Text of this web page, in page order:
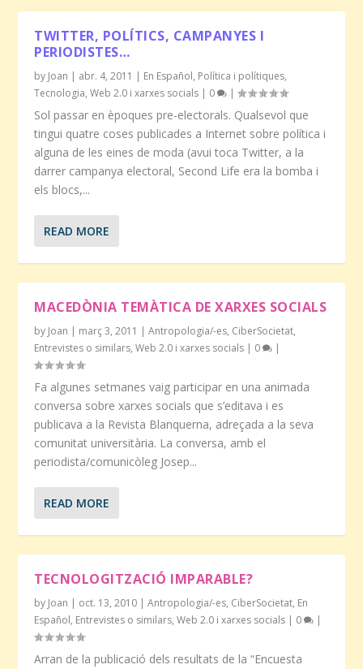
TWITTER, POLÍTICS, CAMPANYES I
PERIODISTES…
by Joan | abr. 4, 2011 | En Español, Política i polítiques,
Tecnologia,Web 2.0 i xarxes socials | 0 |
Sol passar en èpoques pre-electorals. Qualsevol que
tingui quatre coses publicades a Internet sobre política i
alguna de les eines de moda (avui toca Twitter, a la
darrer campanya electoral, Second Life era la bomba i
els blocs,...
READ MORE
MACEDÒNIA TEMÀTICA DE XARXES SOCIALS
by Joan | març 3, 2011 |Antropologia/-es, CiberSocietat,
Entrevistes o similars,Web 2.0 i xarxes socials | 0 |
Fa algunes setmanes vaig participar en una animada
conversa sobre xarxes socials que s’editava i es
publicava a la Revista Blanquerna, adreçada a la seva
comunitat universitària. La conversa, amb el
periodista/comunicòleg Josep...
READ MORE
TECNOLOGITZACIÓ IMPARABLE?
by Joan | oct. 13, 2010 |Antropologia/-es, CiberSocietat, En
Español, Entrevistes o similars,Web 2.0 i xarxes socials | 0 |
Arran de la publicació dels resultats de la “Encuesta